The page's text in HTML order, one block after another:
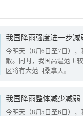
今明天（8月6日至7日）
散。同时，我国高温范围
区将有大范围桑拿天。
我国降雨整体减少减弱
今明天（8月5日至6日）